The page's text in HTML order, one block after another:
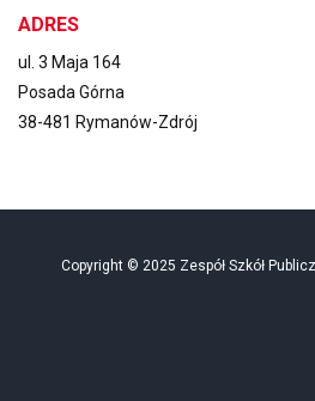
ADRES
ul. 3 Maja 164
Posada Górna
38-481 Rymanów-Zdrój
Copyright © 2025 Zespół Szkół